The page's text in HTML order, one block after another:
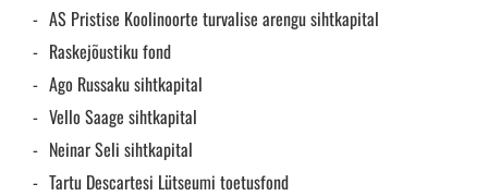
AS Pristise Koolinoorte turvalise arengu sihtkapital
Raskejõustiku fond
Ago Russaku sihtkapital
Vello Saage sihtkapital
Neinar Seli sihtkapital
Tartu Descartesi Lütseumi toetusfond